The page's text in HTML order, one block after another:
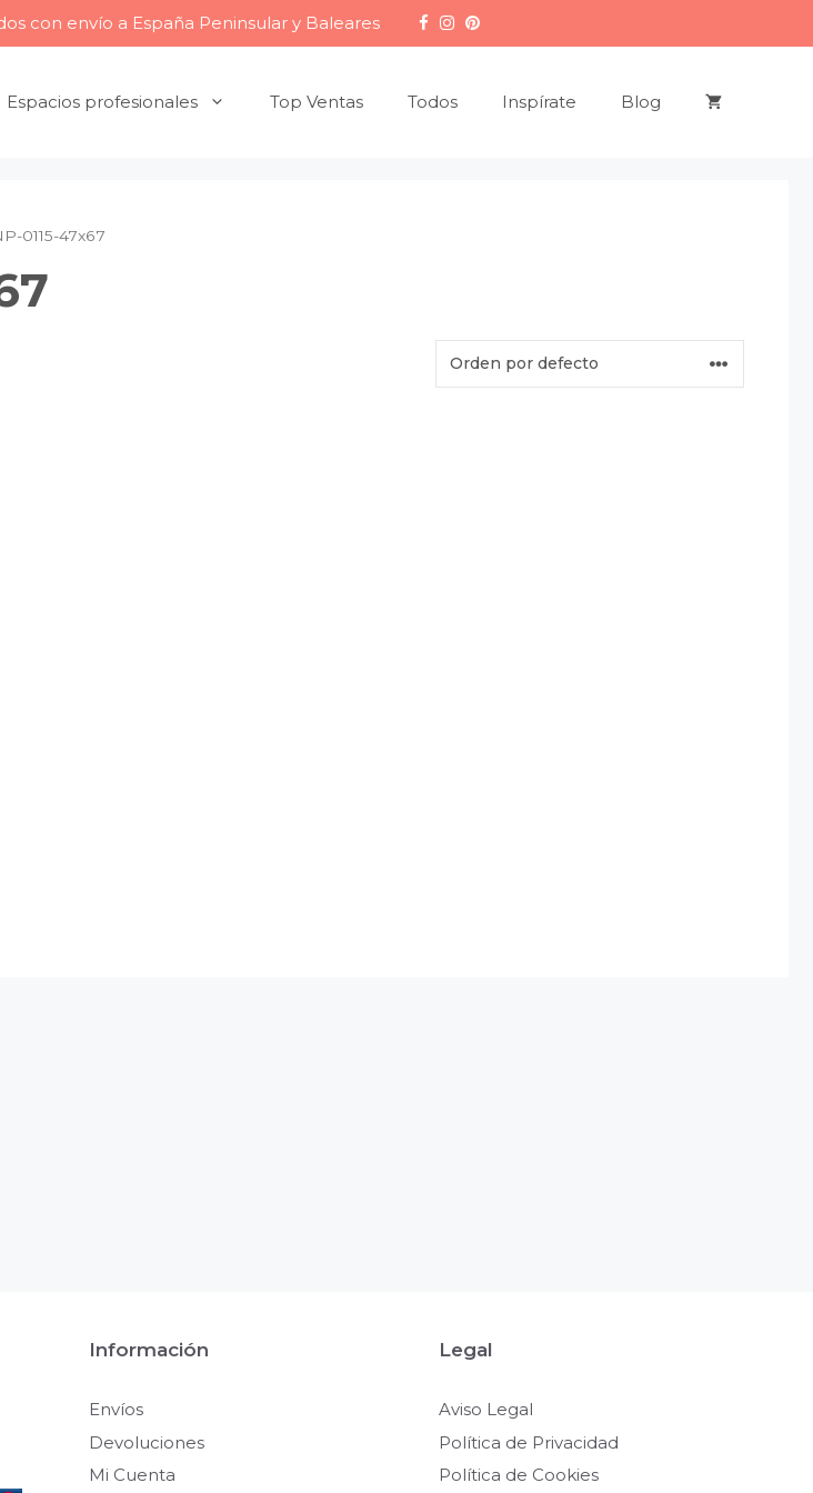
con envío a España Peninsular y Baleares
Espacios profesionales Top Ventas Todos Inspírate Blog
0115-47x67
Información
Envíos
Devoluciones
Mi Cuenta
Legal
Aviso Legal
Política de Privacidad
Política de Cookies